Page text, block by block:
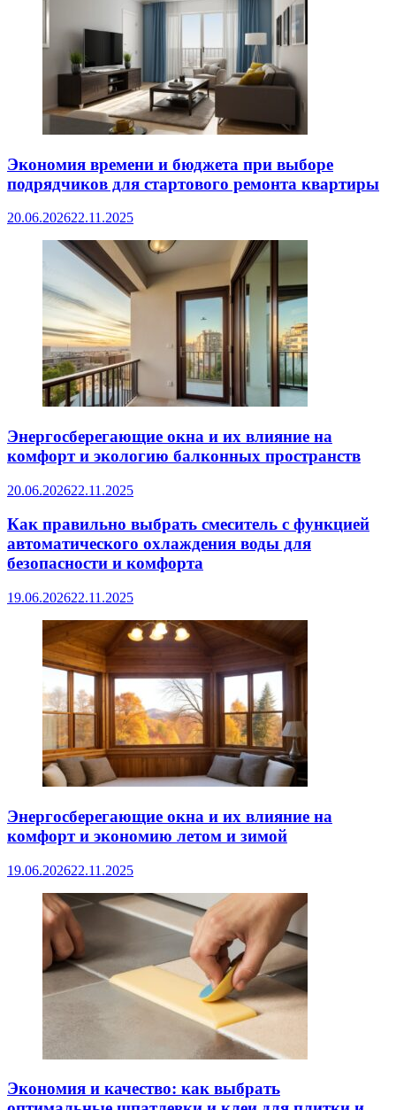
Экономия времени и бюджета при выборе
подрядчиков для стартового ремонта квартиры
20.06.202622.11.2025
Энергосберегающие окна и их влияние на
комфорт и экологию балконных пространств
20.06.202622.11.2025
Как правильно выбрать смеситель с функцией
автоматического охлаждения воды для
безопасности и комфорта
19.06.202622.11.2025
Энергосберегающие окна и их влияние на
комфорт и экономию летом и зимой
19.06.202622.11.2025
Экономия и качество: как выбрать